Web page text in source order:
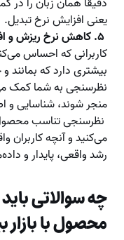
یعنی افزایش نرخ تبدیل.
کاربرانی که احساس
بیشتری دارد که بمانند
نظرسنجی به شما کمک
منجر شوند، شناسایی و
نظرسنجی تناسب محصول
می‌کنید و آنچه کاربران
رشد واقعی، پایدار و
چه سوالاتی
محصول با بازار